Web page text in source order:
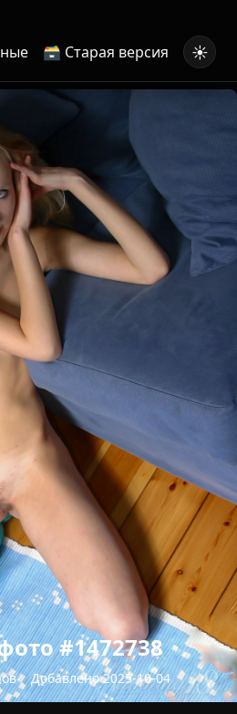
🗃️ Старая версия ☀️
#1472738
Добавлено 2025-10-04